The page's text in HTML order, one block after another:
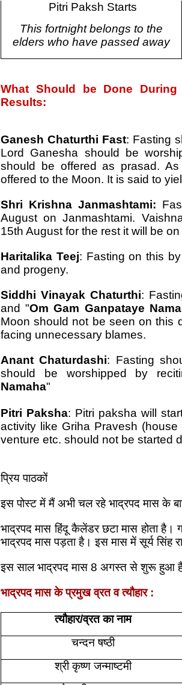
Pitri Paksh Starts
This fortnight belongs to the
elders who have passed away
What Should be Done
Results:
Ganesh Chaturthi Fast: Fasting
Lord Ganesha should be
should be offered as prasad.
offered to the Moon. It is said to
Shri Krishna Janmashtami:
August on Janmashtami.
15th August for the rest it will be
Haritalika Teej: Fasting on this
and progeny.
Siddhi Vinayak Chaturthi:
and "Om Gam Ganpataye
Moon should not be seen on this
facing unnecessary blames.
Anant Chaturdashi: Fasting
should be worshipped by
Namaha"
Pitri Paksha: Pitri paksha will
activity like Griha Pravesh
venture etc. should not be started
प्रिय पाठकों
इस पोस्ट में मैं अभी चल रहे भाद्रपद मास के
भाद्रपद मास हिंदू कैलेंडर छटा मास होता
भाद्रपद मास पड़ता है। इस मास में सूर्य सिंह
इस साल भाद्रपद मास 8 अगस्त से शुरू हुआ है
भाद्रपद मास के प्रमुख व्रत व त्यौहार :
त्यौहार/व्रत का नाम
चन्दन षष्ठी
श्री कृष्ण जन्माष्टमी